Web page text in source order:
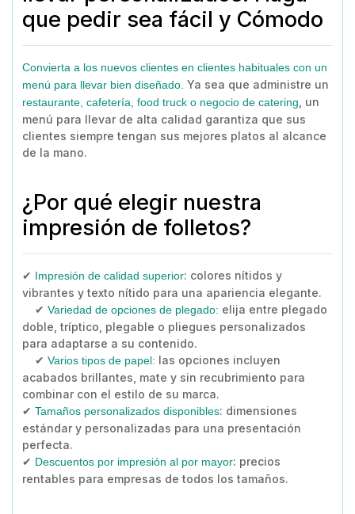
que pedir sea fácil y Cómodo
Convierta a los nuevos clientes en clientes habituales con un
menú para llevar bien diseñado. Ya sea que administre un
restaurante, cafetería, food truck o negocio de catering , un
menú para llevar de alta calidad garantiza que sus
clientes siempre tengan sus mejores platos al alcance
de la mano.
¿Por qué elegir nuestra
impresión de folletos?
✔ Impresión de calidad superior: colores nítidos y
vibrantes y texto nítido para una apariencia elegante.
✔ Variedad de opciones de plegado: elija entre plegado
doble, tríptico, plegable o pliegues personalizados
para adaptarse a su contenido.
✔ Varios tipos de papel: las opciones incluyen
acabados brillantes, mate y sin recubrimiento para
combinar con el estilo de su marca.
✔ Tamaños personalizados disponibles: dimensiones
estándar y personalizadas para una presentación
perfecta.
✔ Descuentos por impresión al por mayor: precios
rentables para empresas de todos los tamaños.